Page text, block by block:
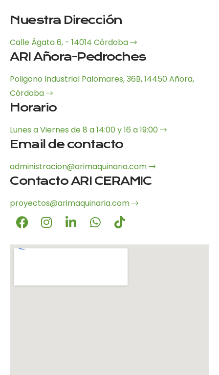
Nuestra Dirección
Calle Ágata 6, - 14014 Córdoba
ARI Añora-Pedroches
Poligono Industrial Palomares, 36B, 14450 Añora,
Córdoba
Horario
Lunes a Viernes de 8 a 14:00 y 16 a 19:00
Email de contacto
administracion@arimaquinaria.com
Contacto ARI CERAMIC
proyectos@arimaquinaria.com